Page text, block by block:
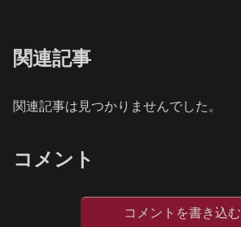
関連記事
関連記事は見つかりませんでした。
コメント
コメントを書き込む